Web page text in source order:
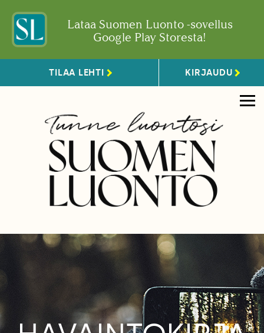
Lataa Suomen Luonto -sovellus
Google Play Storesta!
TILAA LEHTI KIRJAUDU